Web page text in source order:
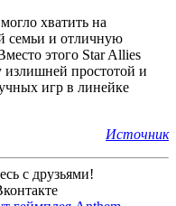
хватить на
семьи и отличную
этого Star Allies
излишней простотой и
игр в линейке
Источник
с друзьями!